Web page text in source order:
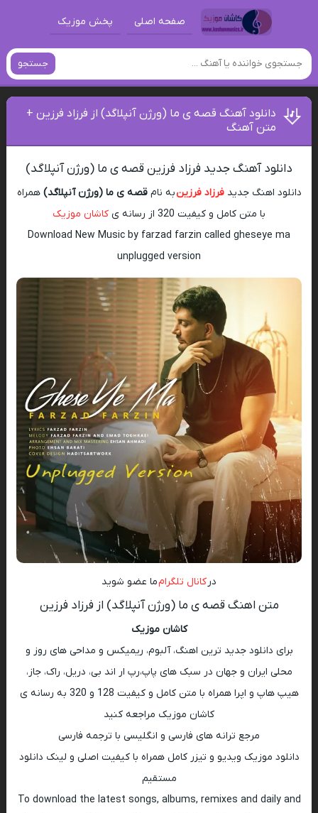
صفحه اصلی پخش موزیک
جستجو
دانلود آهنگ قصه ی ما (ورژن آنپلاگد) از فرزاد فرزین +
متن آهنگ
دانلود آهنگ جدید فرزاد فرزین قصه ی ما (ورژن آنپلاگد)
دانلود اهنگ جدیدفرزاد فرزینبه نامقصه ی ما (ورژن آنپلاگد) همراه
با متن کامل و کیفیت 320 از رسانه ی
کاشان موزیک
Download New Music by farzad farzin called gheseye ma
unplugged version
در کانال تلگرامما عضو شوید
متن اهنگ قصه ی ما (ورژن آنپلاگد) از فرزاد فرزین
کاشان موزیک
برای دانلود جدید ترین اهنگ، آلبوم، ریمیکس و مداحی های روز و
محلی ایران و جهان در سبک های پاپ،رپ ار اند بی، دریل، راک، جاز،
هیپ هاپ و اپرا همراه با متن کامل و کیفیت 128 و 320 به رسانه ی
کاشان موزیک مراجعه کنید
مرجع ترانه های فارسی و انگلیسی با ترجمه فارسی
دانلود موزیک ویدیو و تیزر کامل همراه با کیفیت اصلی و لینک دانلود
مستقیم
To download the latest songs, albums, remixes and daily and